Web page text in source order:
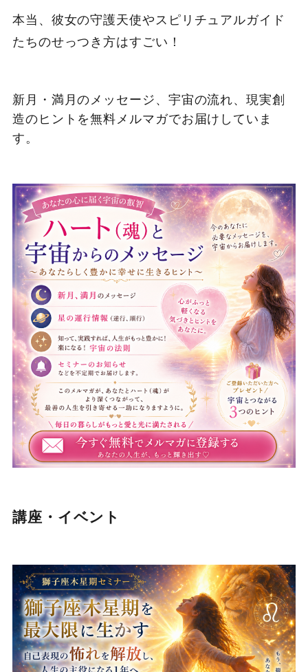
本当、彼女の守護天使やスピリチュアルガイド
たちのせっつき方はすごい！
新月・満月のメッセージ、宇宙の流れ、現実創
造のヒントを無料メルマガでお届けしていま
す。
講座・イベント